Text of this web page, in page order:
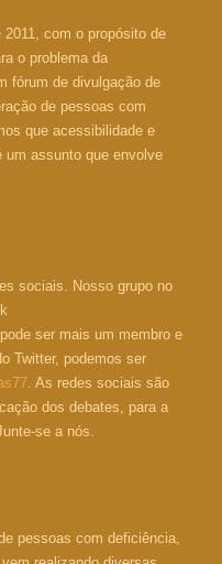
com o propósito de
o problema da
fórum de divulgação de
de pessoas com
que acessibilidade e
um assunto que envolve
sociais. Nosso grupo no
ser mais um membro e
Twitter, podemos ser
. As redes sociais são
dos debates, para a
se a nós.
pessoas com deficiência,